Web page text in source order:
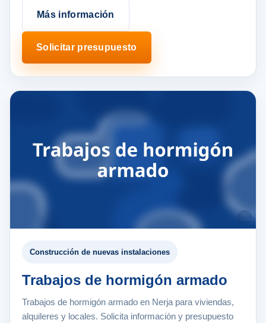
Más información
Solicitar presupuesto
Construcción de nuevas instalaciones
Trabajos de hormigón armado
Trabajos de hormigón armado en Nerja para viviendas,
alquileres y locales. Solicita información y presupuesto